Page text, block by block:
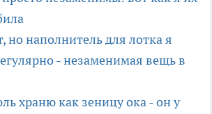
но наполнитель для лотка я
- незаменимая вещь в
храню как зеницу ока - он у